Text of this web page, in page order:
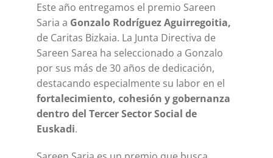
Este año entregamos el premio Sareen
Saria a Gonzalo Rodríguez Aguirregoitia,
de Caritas Bizkaia. La Junta Directiva de
Sareen Sarea ha seleccionado a Gonzalo
por sus más de 30 años de dedicación,
destacando especialmente su labor en el
fortalecimiento, cohesión y gobernanza
dentro del Tercer Sector Social de
Euskadi.